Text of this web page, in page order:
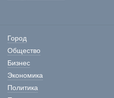
Город
Общество
Бизнес
Экономика
Политика